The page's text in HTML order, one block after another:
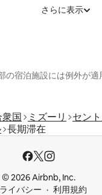
さらに表示
の宿泊施設には例外が適
国 ミズーリ
セン
長期滞在
© 2026 Airbnb, Inc.
イバシー
利用規約